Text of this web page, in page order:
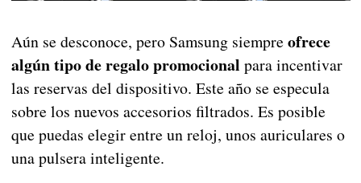
Aún se desconoce, pero Samsung siempre ofrece
algún tipo de regalo promocional para incentivar
las reservas del dispositivo. Este año se especula
sobre los nuevos accesorios filtrados. Es posible
que puedas elegir entre un reloj, unos auriculares o
una pulsera inteligente.